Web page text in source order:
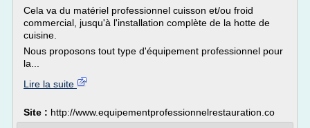
Cela va du matériel professionnel cuisson et/ou froid
commercial, jusqu'à l'installation complète de la hotte de
cuisine.
Nous proposons tout type d'équipement professionnel pour
la...
Lire la suite
Site : http://www.equipementprofessionnelrestauration.co